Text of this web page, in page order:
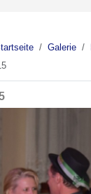
Galerie